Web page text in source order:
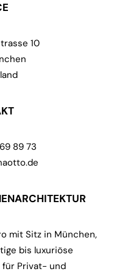
mit Sitz in München,
bis luxuriöse
Privat- und
10
89 73